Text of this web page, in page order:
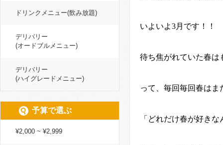
いよいよ3月です！！
待ち焦がれていた春は
って、毎回毎回春はま
「どれだけ春が好き
ドリンクメニュー(飲み放題)
デリバリー
(オードブルメニュー)
デリバリー
(ハイグレードメニュー)
予算で選ぶ
¥2,000 ~ ¥2,999